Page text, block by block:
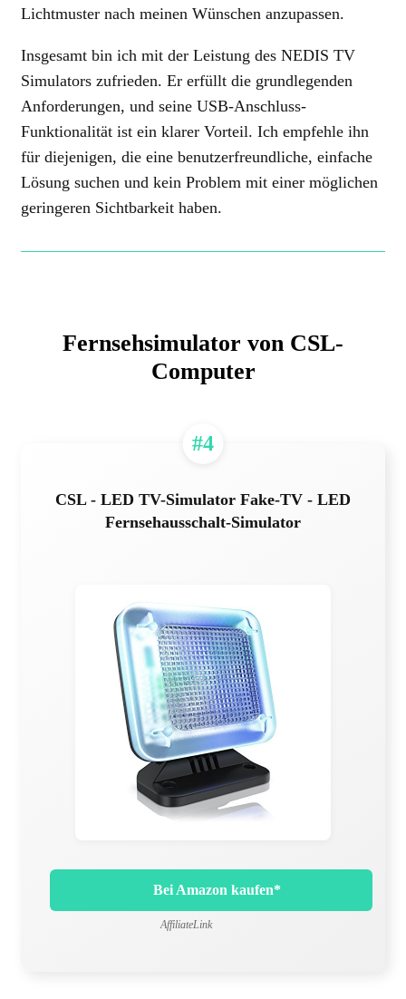
Lichtmuster nach meinen Wünschen anzupassen.
Insgesamt bin ich mit der Leistung des NEDIS TV
Simulators zufrieden. Er erfüllt die grundlegenden
Anforderungen, und seine USB-Anschluss-
Funktionalität ist ein klarer Vorteil. Ich empfehle ihn
für diejenigen, die eine benutzerfreundliche, einfache
Lösung suchen und kein Problem mit einer möglichen
geringeren Sichtbarkeit haben.
Fernsehsimulator von CSL-
Computer
#4
CSL - LED TV-Simulator Fake-TV - LED
Fernsehausschalt-Simulator
Bei Amazon kaufen*
AffiliateLink